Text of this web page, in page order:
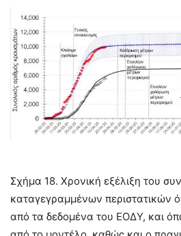
Σχήμα 18. Χρονική εξέλιξη του
καταγεγραμμένων περιστατικών
από τα δεδομένα του ΕΟΔΥ, και